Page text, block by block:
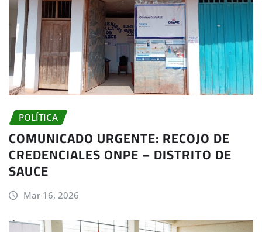
POLÍTICA
COMUNICADO URGENTE: RECOJO DE
CREDENCIALES ONPE – DISTRITO DE
SAUCE
Mar 16, 2026